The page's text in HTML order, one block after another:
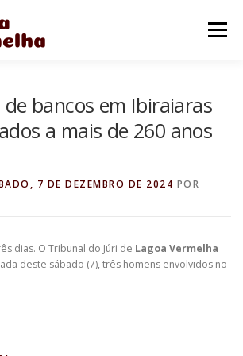
Menu
bancos em Ibiraiaras
a mais de 260 anos
7 DE DEZEMBRO DE 2024 POR
dias. O Tribunal do Júri de Lagoa Vermelha
deste sábado (7), três homens envolvidos no